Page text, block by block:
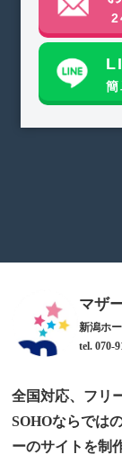
マザ
新潟ホ
tel. 070-
全国対応、フリ
SOHOならでは
ーのサイトを制